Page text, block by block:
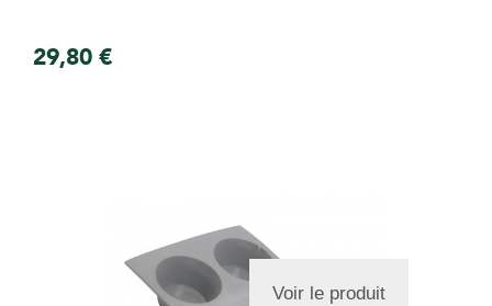
29,80 €
Voir le produit